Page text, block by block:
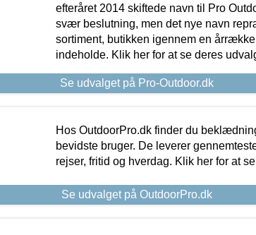
efteråret 2014 skiftede navn til Pro
svær beslutning, men det nye navn
sortiment, butikken igennem en
indeholde. Klik her for at se deres
Se udvalget på Pro-Outdoor.dk
Hos OutdoorPro.dk finder du
bevidste bruger. De leverer
rejser, fritid og hverdag. Klik her for at
Se udvalget på OutdoorPro.dk